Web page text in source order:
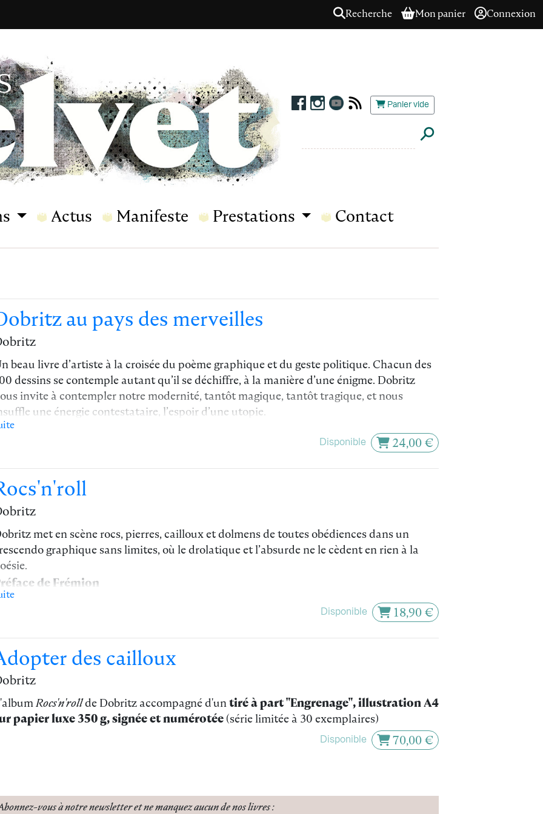
Recherche Mon panier Connexion
Panier vide
Actus Manifeste Prestations Contact
au pays des merveilles
beau livre d’artiste à la croisée du poème graphique et du geste politique. Chacun des
dessins se contemple autant qu’il se déchiffre, à la manière d’une énigme. Dobritz
invite à contempler notre modernité, tantôt magique, tantôt tragique, et nous
une énergie contestataire, l’espoir d’une utopie.
L'article du magazine littéraire Actualitté
Disponible
24,00 €
met en scène rocs, pierres, cailloux et dolmens de toutes obédiences dans un
graphique sans limites, où le drolatique et l’absurde ne le cèdent en rien à la
de Frémion
Disponible
18,90 €
des cailloux
Rocs'n'roll de Dobritz accompagné d'un tiré à part "Engrenage", illustration A4
papier luxe 350 g, signée et numérotée (série limitée à 30 exemplaires)
Disponible 70,00 €
vous à notre newsletteret ne manquez aucun de nos livres :